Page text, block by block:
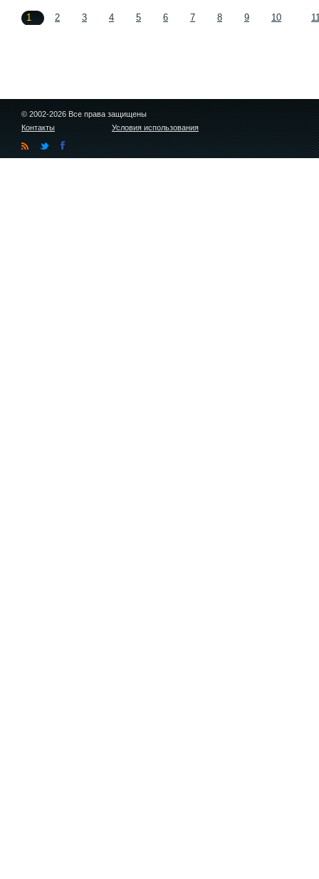
1 2 3 4 5 6 7 8 9 10
© 2002-2026 Все права защищены
Контакты
Условия использования